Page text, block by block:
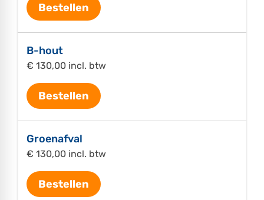
Bestellen
B-hout
€ 130,00 incl. btw
Bestellen
Groenafval
€ 130,00 incl. btw
Bestellen